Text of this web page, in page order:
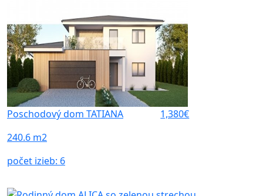
Poschodový dom TATIANA
1,380€
240.6 m2
počet izieb: 6